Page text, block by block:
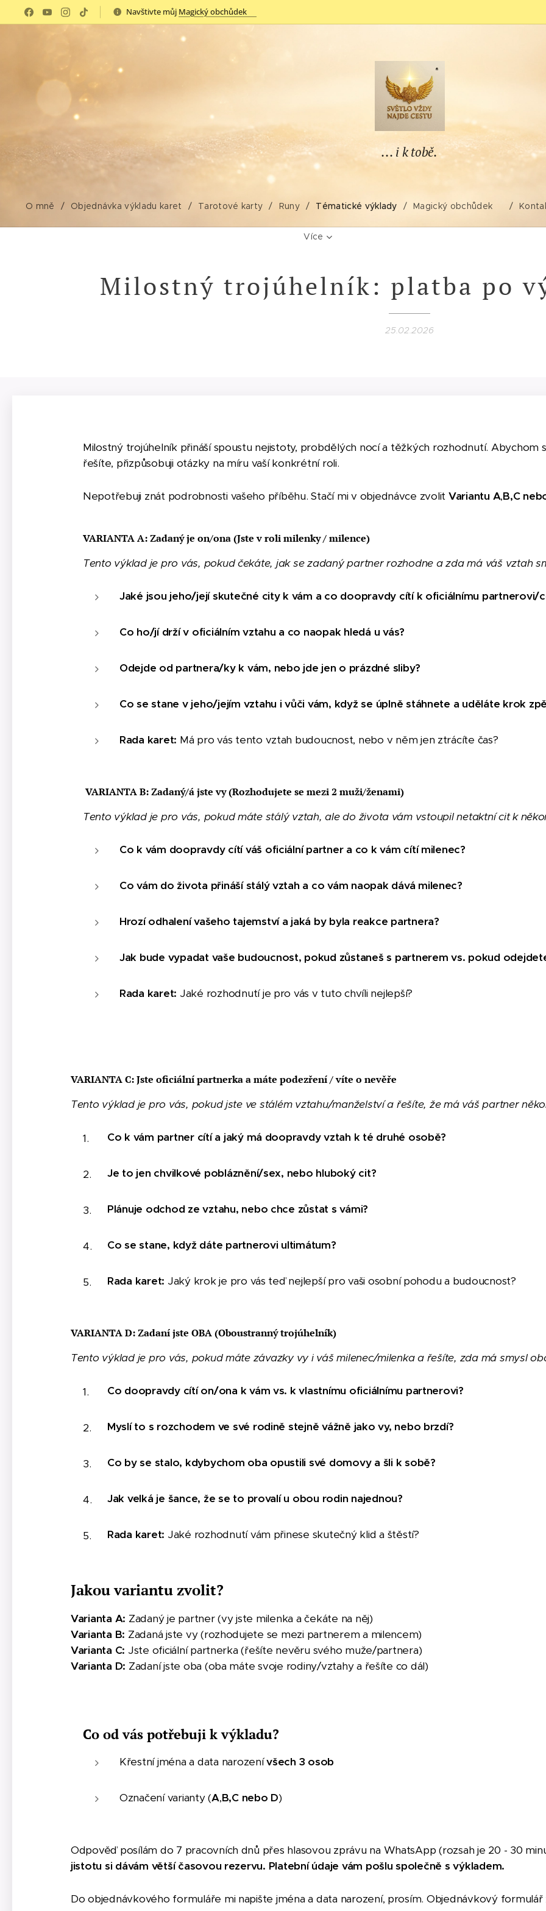
Navštivte můj Magický obchůdek✨
... i k tobě.
O mně Objednávka výkladu karet Tarotové karty Runy Tématické výklady Magický obchůdek✨
Více
Milostný trojúhelník: platba po
25.02.2026
Milostný trojúhelník přináší spoustu nejistoty, probdělých nocí a těžkých rozhodnutí. Abychom
řešíte, přizpůsobuji otázky na míru vaší konkrétní roli.
Nepotřebuji znát podrobnosti vašeho příběhu. Stačí mi v objednávce zvolit Variantu A,B,C
VARIANTA A: Zadaný je on/ona (Jste v roli milenky / milence)
Tento výklad je pro vás, pokud čekáte, jak se zadaný partner rozhodne a zda má váš vztah
Jaké jsou jeho/její skutečné city k vám a co doopravdy cítí k oficiálnímu partnerovi/
Co ho/jí drží v oficiálním vztahu a co naopak hledá u vás?
Odejde od partnera/ky k vám, nebo jde jen o prázdné sliby?
Co se stane v jeho/jejím vztahu i vůči vám, když se úplně stáhnete a uděláte krok
Rada karet: Má pro vás tento vztah budoucnost, nebo v něm jen ztrácíte čas?
VARIANTA B: Zadaný/á jste vy (Rozhodujete se mezi 2 muži/ženami)
Tento výklad je pro vás, pokud máte stálý vztah, ale do života vám vstoupil netaktní cit k
Co k vám doopravdy cítí váš oficiální partner a co k vám cítí milenec?
Co vám do života přináší stálý vztah a co vám naopak dává milenec?
Hrozí odhalení vašeho tajemství a jaká by byla reakce partnera?
Jak bude vypadat vaše budoucnost, pokud zůstaneš s partnerem vs. pokud
Rada karet: Jaké rozhodnutí je pro vás v tuto chvíli nejlepší?
VARIANTA C: Jste oficiální partnerka a máte podezření / víte o nevěře
Tento výklad je pro vás, pokud jste ve stálém vztahu/manželství a řešíte, že má váš partner
Co k vám partner cítí a jaký má doopravdy vztah k té druhé osobě?
Je to jen chvilkové pobláznění/sex, nebo hluboký cit?
Plánuje odchod ze vztahu, nebo chce zůstat s vámi?
Co se stane, když dáte partnerovi ultimátum?
Rada karet: Jaký krok je pro vás teď nejlepší pro vaši osobní pohodu a budoucnost?
VARIANTA D: Zadaní jste OBA (Oboustranný trojúhelník)
Tento výklad je pro vás, pokud máte závazky vy i váš milenec/milenka a řešíte, zda má smysl
Co doopravdy cítí on/ona k vám vs. k vlastnímu oficiálnímu partnerovi?
Myslí to s rozchodem ve své rodině stejně vážně jako vy, nebo brzdí?
Co by se stalo, kdybychom oba opustili své domovy a šli k sobě?
Jak velká je šance, že se to provalí u obou rodin najednou?
Rada karet: Jaké rozhodnutí vám přinese skutečný klid a štěstí?
Jakou variantu zvolit?
Varianta A: Zadaný je partner (vy jste milenka a čekáte na něj)
Varianta B: Zadaná jste vy (rozhodujete se mezi partnerem a milencem)
Varianta C: Jste oficiální partnerka (řešíte nevěru svého muže/partnera)
Varianta D: Zadaní jste oba (oba máte svoje rodiny/vztahy a řešíte co dál)
Co od vás potřebuji k výkladu?
Křestní jména a data narozenívšech 3 osob
Označení varianty (A,B,C nebo D)
Odpověď posílám do 7 pracovních dnů přes hlasovou zprávu na WhatsApp (rozsah je 20 - 30
jistotu si dávám větší časovou rezervu. Platební údaje vám pošlu společně s výkladem.
Do objednávkového formuláře mi napište jména a data narození, prosím. Objednávkový formulář